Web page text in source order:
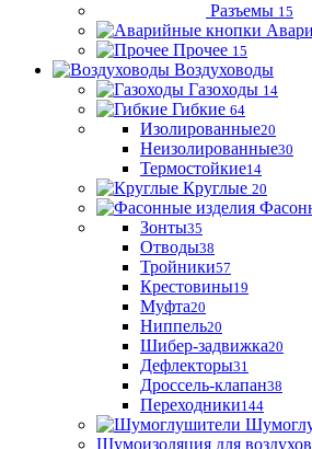
Разъемы 15
Прочее 15
Воздуховоды
Газоходы 14
Гибкие 64
Изолированные20
Неизолированные30
Термостойкие14
Круглые 20
Зонты35
Отводы38
Тройники57
Крестовины19
Муфта20
Ниппель20
Шибер-задвижка20
Дефлекторы31
Дроссель-клапан38
Переходники144
Шумоизоляция для